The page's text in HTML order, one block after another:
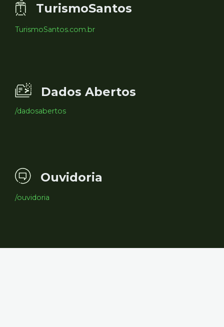
TurismoSantos
TurismoSantos.com.br
Dados Abertos
/dadosabertos
Ouvidoria
/ouvidoria